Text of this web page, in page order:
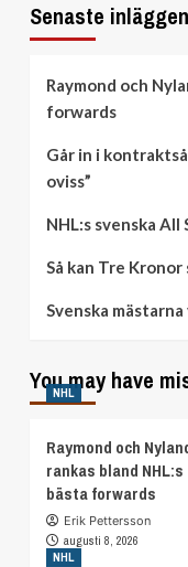
Senaste inläggen
Raymond och
forwards
Går in i
oviss”
NHL:s svenska
Så kan Tre
Svenska
You may have
NHL
Raymond och
rankas bland NHL:s
bästa forwards
Erik Pettersson
augusti 8, 2026
NHL